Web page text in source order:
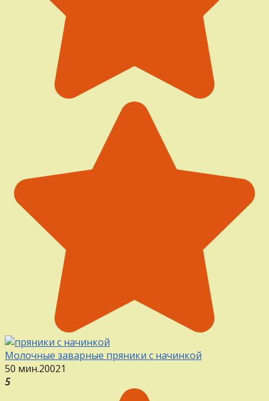
Молочные заварные пряники с начинкой
50 мин.20021
5